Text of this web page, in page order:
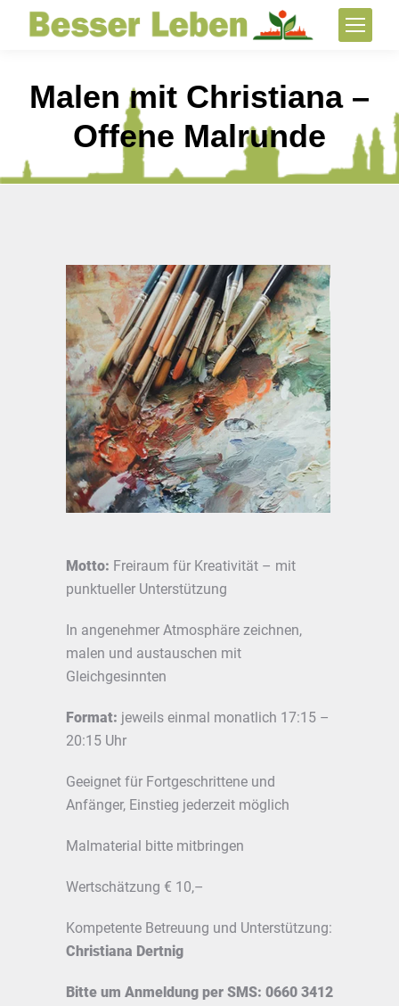
Malen mit Christiana –
Offene Malrunde
Motto: Freiraum für Kreativität – mit
punktueller Unterstützung
In angenehmer Atmosphäre zeichnen,
malen und austauschen mit
Gleichgesinnten
Format: jeweils einmal monatlich 17:15 –
20:15 Uhr
Geeignet für Fortgeschrittene und
Anfänger, Einstieg jederzeit möglich
Malmaterial bitte mitbringen
Wertschätzung € 10,–
Kompetente Betreuung und Unterstützung:
Christiana Dertnig
Bitte um Anmeldung per SMS: 0660 3412